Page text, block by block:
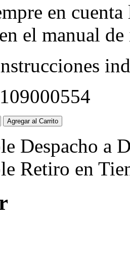
en
el manual
Agregar al Carrito
Despacho a
Retiro en